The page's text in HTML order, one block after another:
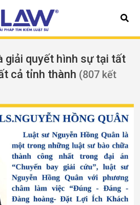
giải quyết hình sự tại tất
cả tỉnh thành (807 kết